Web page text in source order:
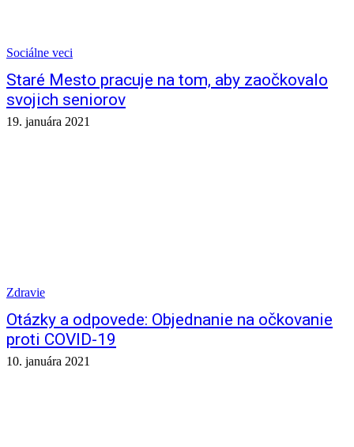
Sociálne veci
Staré Mesto pracuje na tom, aby zaočkovalo
svojich seniorov
19. januára 2021
Zdravie
Otázky a odpovede: Objednanie na očkovanie
proti COVID-19
10. januára 2021